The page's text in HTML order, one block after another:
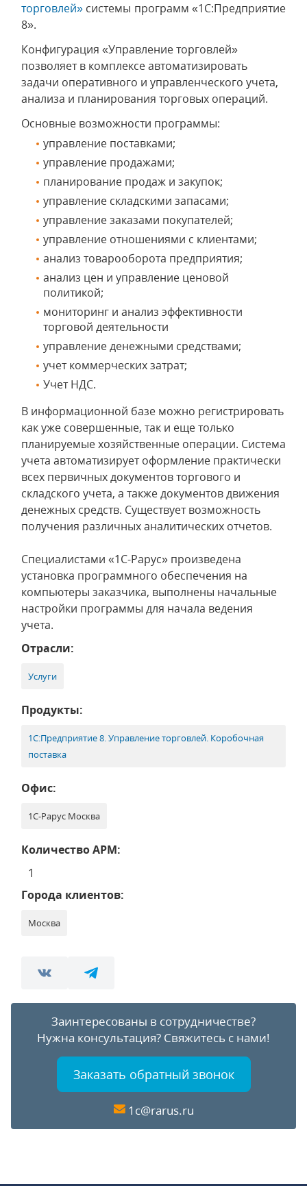
торговлей» системы программ «1С:Предприятие
8».
Конфигурация «Управление торговлей»
позволяет в комплексе автоматизировать
задачи оперативного и управленческого учета,
анализа и планирования торговых операций.
Основные возможности программы:
управление поставками;
управление продажами;
планирование продаж и закупок;
управление складскими запасами;
управление заказами покупателей;
управление отношениями с клиентами;
анализ товарооборота предприятия;
анализ цен и управление ценовой
политикой;
мониторинг и анализ эффективности
торговой деятельности
управление денежными средствами;
учет коммерческих затрат;
Учет НДС.
В информационной базе можно регистрировать
как уже совершенные, так и еще только
планируемые хозяйственные операции. Система
учета автоматизирует оформление практически
всех первичных документов торгового и
складского учета, а также документов движения
денежных средств. Существует возможность
получения различных аналитических отчетов.
Специалистами «1С-Рарус» произведена
установка программного обеспечения на
компьютеры заказчика, выполнены начальные
настройки программы для начала ведения
учета.
Отрасли:
Услуги
Продукты:
1С:Предприятие 8. Управление торговлей. Коробочная
поставка
Офис:
1С-Рарус Москва
Количество АРМ:
1
Города клиентов:
Москва
Заинтересованы в сотрудничестве?
Нужна консультация? Свяжитесь с нами!
Заказать обратный звонок
1c@rarus.ru